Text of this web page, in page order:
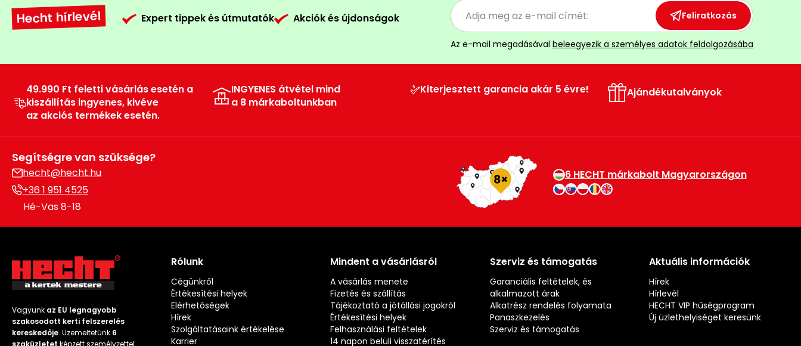
Hecht hírlevél Expert tippek és útmutatók Akciók és újdonságok Feliratkozás
Az e-mail megadásával beleegyezik a személyes adatok feldolgozásába
49.990 Ft feletti vásárlás esetén a
kiszállítás ingyenes, kivéve
az akciós termékek esetén.
INGYENES átvétel mind
a 8 márkaboltunkban
Kiterjesztett garancia akár 5 évre! Ajándékutalványok
Segítségre van szüksége?
hecht@hecht.hu
+36 1 951 4525
Hé-Vas 8-18
6 HECHT márkabolt Magyarországon
Vagyunk az EU legnagyobb
szakosodott kerti felszerelés
kereskedője. Üzemeltetünk 6
Rólunk
Cégünkről
Értékesítési helyek
Elérhetőségek
Hírek
Szolgáltatásaink értékelése
Karrier
Mindent a vásárlásról
A vásárlás menete
Fizetés és szállítás
Tájékoztató a jótállási jogokról
Értékesítési helyek
Felhasználási feltételek
14 napon belüli visszatérítés
Szerviz és támogatás
Garanciális feltételek, és
alkalmazott árak
Alkatrész rendelés folyamata
Panaszkezelés
Szerviz és támogatás
Aktuális információk
Hírek
Hírlevél
HECHT VIP hűségprogram
Új üzlethelyiséget keresünk